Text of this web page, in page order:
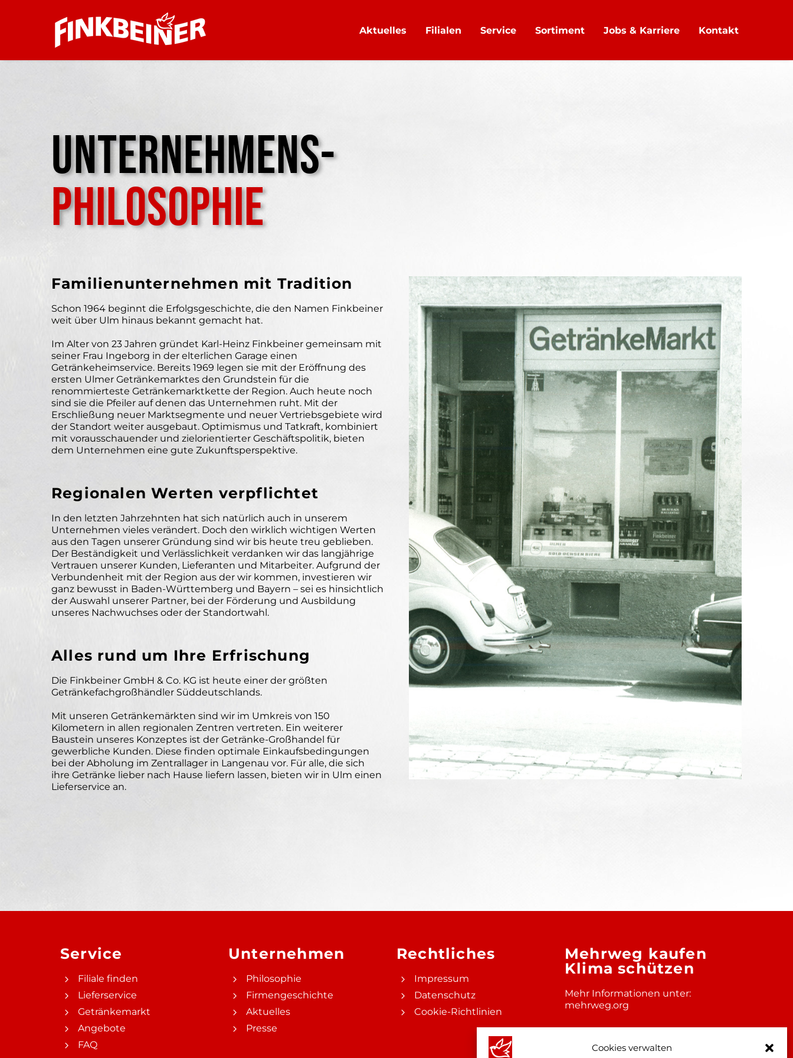
Cookies verwalten
Aktuelles Filialen Service Sortiment Jobs & Karriere Kontakt
UNTERNEHMENS-
PHILOSOPHIE
Familienunternehmen mit Tradition
Schon 1964 beginnt die Erfolgsgeschichte, die den Namen Finkbeiner
weit über Ulm hinaus bekannt gemacht hat.
Im Alter von 23 Jahren gründet Karl-Heinz Finkbeiner gemeinsam mit
seiner Frau Ingeborg in der elterlichen Garage einen
Getränkeheimservice. Bereits 1969 legen sie mit der Eröffnung des
ersten Ulmer Getränkemarktes den Grundstein für die
renommierteste Getränkemarktkette der Region. Auch heute noch
sind sie die Pfeiler auf denen das Unternehmen ruht. Mit der
Erschließung neuer Marktsegmente und neuer Vertriebsgebiete wird
der Standort weiter ausgebaut. Optimismus und Tatkraft, kombiniert
mit vorausschauender und zielorientierter Geschäftspolitik, bieten
dem Unternehmen eine gute Zukunftsperspektive.
Regionalen Werten verpflichtet
In den letzten Jahrzehnten hat sich natürlich auch in unserem
Unternehmen vieles verändert. Doch den wirklich wichtigen Werten
aus den Tagen unserer Gründung sind wir bis heute treu geblieben.
Der Beständigkeit und Verlässlichkeit verdanken wir das langjährige
Vertrauen unserer Kunden, Lieferanten und Mitarbeiter. Aufgrund der
Verbundenheit mit der Region aus der wir kommen, investieren wir
ganz bewusst in Baden-Württemberg und Bayern – sei es hinsichtlich
der Auswahl unserer Partner, bei der Förderung und Ausbildung
unseres Nachwuchses oder der Standortwahl.
Alles rund um Ihre Erfrischung
Die Finkbeiner GmbH & Co. KG ist heute einer der größten
Getränkefachgroßhändler Süddeutschlands.
Mit unseren Getränkemärkten sind wir im Umkreis von 150
Kilometern in allen regionalen Zentren vertreten. Ein weiterer
Baustein unseres Konzeptes ist der Getränke-Großhandel für
gewerbliche Kunden. Diese finden optimale Einkaufsbedingungen
bei der Abholung im Zentrallager in Langenau vor. Für alle, die sich
ihre Getränke lieber nach Hause liefern lassen, bieten wir in Ulm einen
Lieferservice an.
Service
Filiale finden
Lieferservice
Getränkemarkt
Angebote
FAQ
Unternehmen
Philosophie
Firmengeschichte
Aktuelles
Presse
Rechtliches
Impressum
Datenschutz
Cookie-Richtlinien
Mehrweg kaufen
Klima schützen
Mehr Informationen unter:
mehrweg.org